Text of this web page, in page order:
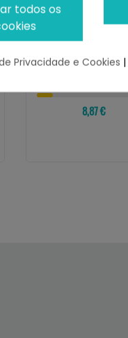
Snack De Mijo En
8,87 €
todos os
Privacidade e Cookies |